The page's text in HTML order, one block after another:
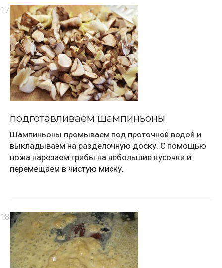
подготавливаем шампиньоны
Шампиньоны промываем под проточной водой и
выкладываем на разделочную доску. С помощью
ножа нарезаем грибы на небольшие кусочки и
перемещаем в чистую миску.